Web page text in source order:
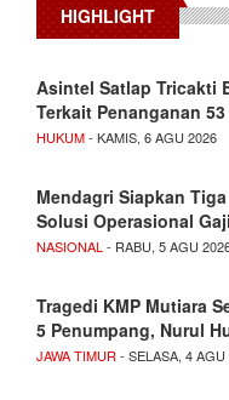
HIGHLIGHT
Asintel Satlap Tricakti
Terkait Penanganan
HUKUM- KAMIS, 6 AGU 2026
Mendagri Siapkan
Solusi Operasional
NASIONAL - RABU, 5 AGU
Tragedi KMP Mutiara
5 Penumpang, Nurul
JAWA TIMUR - SELASA, 4 AGU